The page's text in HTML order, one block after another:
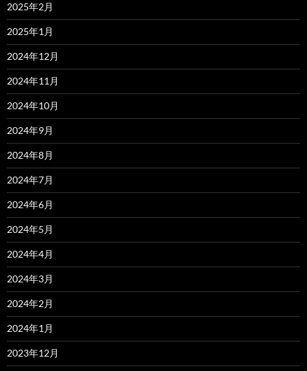
2025年2月
2025年1月
2024年12月
2024年11月
2024年10月
2024年9月
2024年8月
2024年7月
2024年6月
2024年5月
2024年4月
2024年3月
2024年2月
2024年1月
2023年12月